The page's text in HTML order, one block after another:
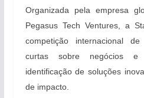
Organizada pela empresa
Pegasus Tech Ventures, a
competição internacional
curtas sobre negócios e
identificação de soluções
de impacto.